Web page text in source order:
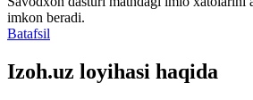
imkon beradi.
Batafsil
Izoh.uz loyihasi haqida